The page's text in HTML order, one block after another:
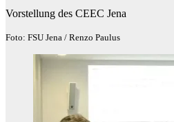
Vorstellung des CEEC Jena
Foto: FSU Jena / Renzo Paulus